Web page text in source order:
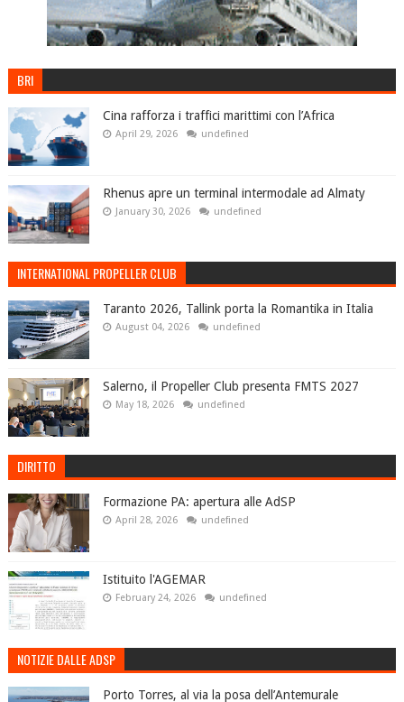
BRI
Cina rafforza i traffici marittimi con l’Africa
April 29, 2026 undefined
Rhenus apre un terminal intermodale ad Almaty
January 30, 2026 undefined
INTERNATIONAL PROPELLER CLUB
Taranto 2026, Tallink porta la Romantika in Italia
August 04, 2026 undefined
Salerno, il Propeller Club presenta FMTS 2027
May 18, 2026 undefined
DIRITTO
Formazione PA: apertura alle AdSP
April 28, 2026 undefined
Istituito l'AGEMAR
February 24, 2026 undefined
NOTIZIE DALLE ADSP
Porto Torres, al via la posa dell’Antemurale